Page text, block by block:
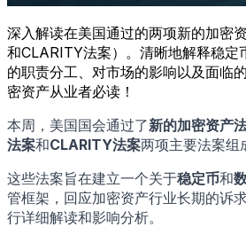
深入解读在美国通过的两项新的加密
和CLARITY法案）。清晰地解释稳定
的职责分工、对市场的影响以及面临
密资产从业者必读！
本周，美国国会通过了新的加密资产
法案和CLARITY法案两项主要法案组
这些法案旨在建立一个关于稳定币和
管框架，回应加密资产行业长期的诉求
行详细解读和影响分析。